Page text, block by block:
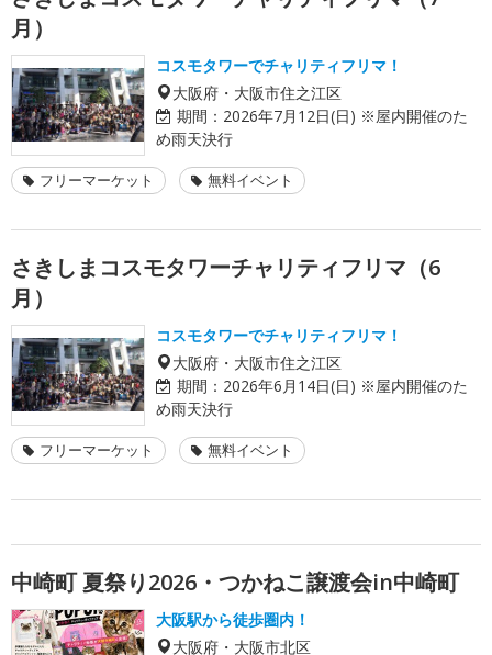
月）
コスモタワーでチャリティフリマ！
大阪府・大阪市住之江区
期間： 2026年7月12日(日) ※屋内開催のた
め雨天決行
フリーマーケット 無料イベント
さきしまコスモタワーチャリティフリマ（6
月）
コスモタワーでチャリティフリマ！
大阪府・大阪市住之江区
期間： 2026年6月14日(日) ※屋内開催のた
め雨天決行
フリーマーケット 無料イベント
中崎町 夏祭り2026・つかねこ譲渡会in中崎町
大阪駅から徒歩圏内！
大阪府・大阪市北区